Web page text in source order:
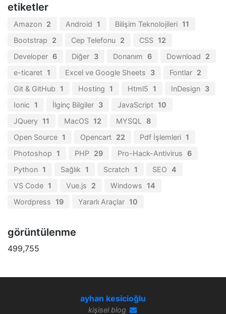
etiketler
Amazon 2 Android 1 Bilişim Teknolojileri 11
Bootstrap
2 Cep Telefonu 2 CSS 12
Developer 6 Diğer 3 Donanım 6 Download
2
e-ticaret 1 Excel ve Google Sheets 3 Fontlar 2
Git & GitHub 1 Hosting 1 Html5 1 InDesign 3
Ionic 1 İlginç Bilgiler 3 JavaScript 10
JQuery 11 MacOS 12 MYSQL
8
Open Source 1 Opencart 22 Pdf İşlemleri 1
Photoshop 1 PHP 29 Pro-Hack-Antivirus
6
Python 1 Sağlık 1 Scratch 1 SEO 4
VS Code 1 Vue.js 2 Windows 14
Wordpress 19 Yararlı Araçlar 10
görüntülenme
499,755
ayhan kesicioğlu
kişisel blog